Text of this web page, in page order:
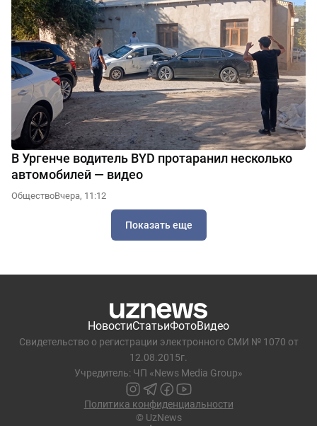
В Ургенче водитель BYD протаранил несколько
автомобилей — видео
ОбществоВчера, 11:12
Показать еще
НовостиСтатьиФотоВидео
Свидетельство о регистрации электронного СМИ № 1070 от
12.08.2015г.
Учредитель: ЧП «News Media Group»
Политика конфиденциальности
© UzNews